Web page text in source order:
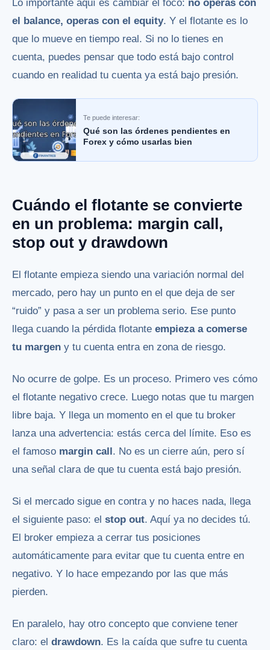
Lo importante aquí es cambiar el foco: no operas con
el balance, operas con el equity. Y el flotante es lo
que lo mueve en tiempo real. Si no lo tienes en
cuenta, puedes pensar que todo está bajo control
cuando en realidad tu cuenta ya está bajo presión.
Te puede interesar:
Qué son las órdenes pendientes en
Forex y cómo usarlas bien
Cuándo el flotante se convierte
en un problema: margin call,
stop out y drawdown
El flotante empieza siendo una variación normal del
mercado, pero hay un punto en el que deja de ser
“ruido” y pasa a ser un problema serio. Ese punto
llega cuando la pérdida flotante empieza a comerse
tu margen y tu cuenta entra en zona de riesgo.
No ocurre de golpe. Es un proceso. Primero ves cómo
el flotante negativo crece. Luego notas que tu margen
libre baja. Y llega un momento en el que tu broker
lanza una advertencia: estás cerca del límite. Eso es
el famoso margin call . No es un cierre aún, pero sí
una señal clara de que tu cuenta está bajo presión.
Si el mercado sigue en contra y no haces nada, llega
el siguiente paso: el stop out. Aquí ya no decides tú.
El broker empieza a cerrar tus posiciones
automáticamente para evitar que tu cuenta entre en
negativo. Y lo hace empezando por las que más
pierden.
En paralelo, hay otro concepto que conviene tener
claro: el drawdown. Es la caída que sufre tu cuenta